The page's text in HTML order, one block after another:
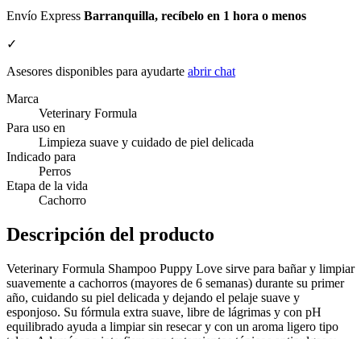
Envío Express Barranquilla, recíbelo en 1 hora o menos
✓
Asesores disponibles para ayudarte abrir chat
Marca
Veterinary Formula
Para uso en
Limpieza suave y cuidado de piel delicada
Indicado para
Perros
Etapa de la vida
Cachorro
Descripción del producto
Veterinary Formula Shampoo Puppy Love sirve para bañar y limpiar
suavemente a cachorros (mayores de 6 semanas) durante su primer
año, cuidando su piel delicada y dejando el pelaje suave y
esponjoso. Su fórmula extra suave, libre de lágrimas y con pH
equilibrado ayuda a limpiar sin resecar y con un aroma ligero tipo